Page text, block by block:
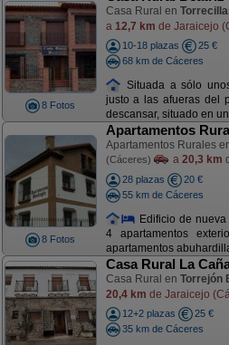
8 Fotos
Casa Rural en
a 12,7 km de Jaraicejo
10-18 plazas
25 €
68 km de Cáceres
Situada a sólo
justo a las afueras del
descansar, situado en
8 Fotos
Apartamentos
Apartamentos Rurales
(Cáceres) a 20,3 km
28 plazas
20 €
55 km de Cáceres
Edificio de
4 apartamentos
apartamentos
Casa Rural La
Casa Rural en Torrejón
20,4 km de Jaraicejo
12+2 plazas
25 €
35 km de Cáceres